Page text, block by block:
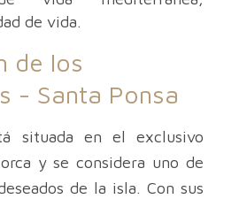
de vida.
de los
- Santa Ponsa
situada en el exclusivo
y se considera uno de
de la isla. Con sus